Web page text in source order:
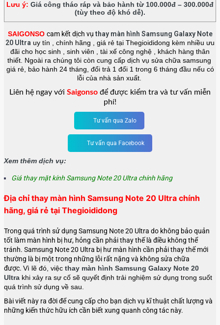
Lưu ý: Giá công tháo ráp và bảo hành từ 100.000đ – 300.000đ
(tùy theo độ khó dễ).
SAIGONSO cam kết dịch vụthay màn hình Samsung Galaxy Note
20 Ultra uy tín , chính hãng , giá rẻ tại Thegioididong kèm nhiều ưu
đãi cho học sinh , sinh viên , tài xế công nghệ , khách hàng thân
thiết. Ngoài ra chúng tôi còn cung cấp dịch vụ sửa chữa samsung
giá rẻ, bảo hành 24 tháng, đổi trả 1 đổi 1 trong 6 tháng đầu nếu có
lỗi của nhà sản xuất.
Liên hệ ngay với Saigonso để được kiểm tra và tư vấn miễn
phí!
Tư vấn qua Zalo
Tư vấn qua Facebook
Xem thêm dịch vụ:
Giá thay mặt kính Samsung Note 20 Ultra chính hãng
Địa chỉ thay màn hình Samsung Note 20 Ultra chính
hãng, giá rẻ tại Thegioididong
Trong quá trình sử dụng Samsung Note 20 Ultra do không bảo quản
tốt làm màn hình bị hư, hỏng cần phải thay thế là điều không thể
tránh. Samsung Note 20 Ultra bị hư màn hình cần phải thay thế mới
thường là bị một trong những lỗi rất nặng và không sửa chữa
được. Vì lẽ đó, việc thay màn hình Samsung Galaxy Note 20
Ultra khi xảy ra sự cố sẽ quyết định trải nghiệm sử dụng trong suốt
quá trình sử dụng về sau.
Bài viết này ra đời để cung cấp cho bạn dịch vụ kĩ thuật chất lượng và
những kiến thức hữu ích cần biết xung quanh công tác này.